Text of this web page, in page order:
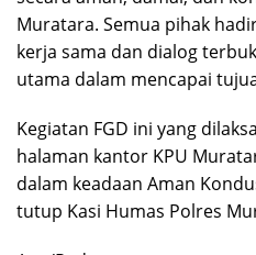
Muratara. Semua pihak
kerja sama dan dialog
utama dalam mencapai
Kegiatan FGD ini yang
halaman kantor KPU
dalam keadaan Aman
tutup Kasi Humas Polres